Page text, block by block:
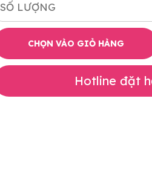
SỐ LƯỢNG
CHỌN VÀO GIỎ HÀNG
Hotline đặt